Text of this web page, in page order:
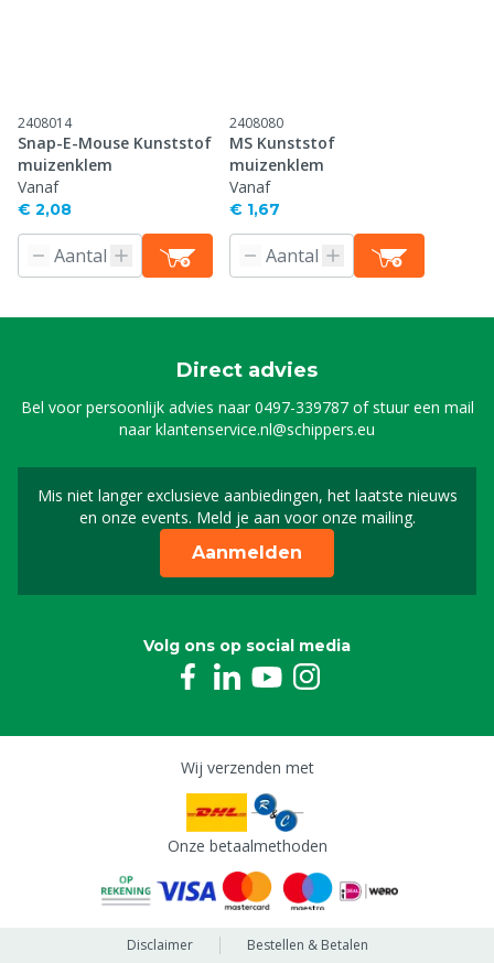
2408014
Snap-E-Mouse Kunststof
muizenklem
Vanaf
€ 2,08
2408080
MS Kunststof
muizenklem
Vanaf
€ 1,67
Direct advies
Bel voor persoonlijk advies naar0497-339787of stuur een mail
naarklantenservice.nl@schippers.eu
Mis niet langer exclusieve aanbiedingen, het laatste nieuws
en onze events. Meld je aan voor onze mailing.
Schrijf je in voor onze
Aanmelden
Volg ons op social media
Wij verzenden met
Onze betaalmethoden
Disclaimer
Bestellen & Betalen